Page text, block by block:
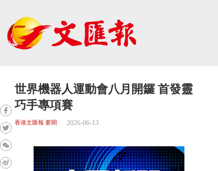
世界機器人運動會八月開鑼 首發靈
巧手專項賽
香港文匯報 要聞 2026-06-13